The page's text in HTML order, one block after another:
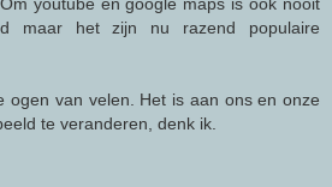
youtube en google maps is ook nooit
maar het zijn nu razend populaire
ogen van velen. Het is aan ons en onze
te veranderen, denk ik.